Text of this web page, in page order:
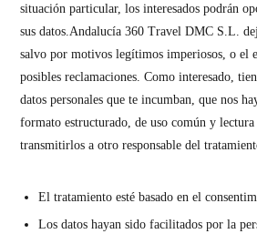
situación particular, los interesados podrán
sus datos.Andalucía 360 Travel DMC S.L.
salvo por motivos legítimos imperiosos, o el
posibles reclamaciones. Como interesado,
datos personales que te incumban, que nos
formato estructurado, de uso común y
transmitirlos a otro responsable del
El tratamiento esté basado en el
Los datos hayan sido facilitados por la